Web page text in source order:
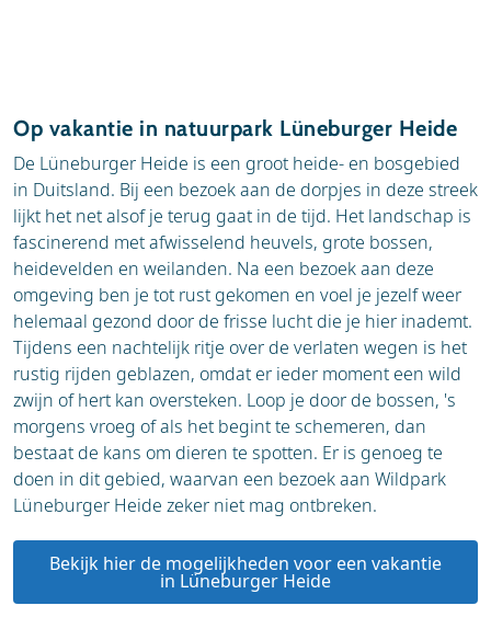
Op vakantie in natuurpark Lüneburger Heide
De Lüneburger Heide is een groot heide- en bosgebied
in Duitsland. Bij een bezoek aan de dorpjes in deze streek
lijkt het net alsof je terug gaat in de tijd. Het landschap is
fascinerend met afwisselend heuvels, grote bossen,
heidevelden en weilanden. Na een bezoek aan deze
omgeving ben je tot rust gekomen en voel je jezelf weer
helemaal gezond door de frisse lucht die je hier inademt.
Tijdens een nachtelijk ritje over de verlaten wegen is het
rustig rijden geblazen, omdat er ieder moment een wild
zwijn of hert kan oversteken. Loop je door de bossen, 's
morgens vroeg of als het begint te schemeren, dan
bestaat de kans om dieren te spotten. Er is genoeg te
doen in dit gebied, waarvan een bezoek aan Wildpark
Lüneburger Heide zeker niet mag ontbreken.
Bekijk hier de mogelijkheden voor een vakantie
in Lüneburger Heide